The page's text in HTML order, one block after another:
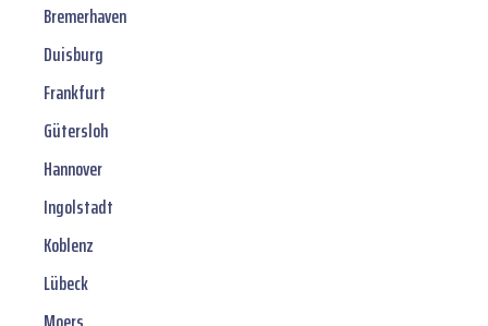
Bremerhaven
Duisburg
Frankfurt
Gütersloh
Hannover
Ingolstadt
Koblenz
Lübeck